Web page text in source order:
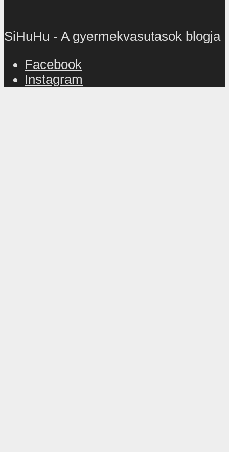
SiHuHu - A gyermekvasutasok blogja
Facebook
Instagram